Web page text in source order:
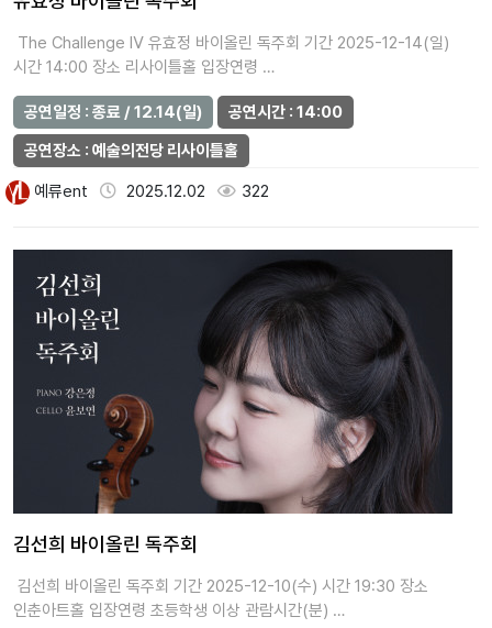
The Challenge Ⅳ 유효정 바이올린 독주회 기간 2025-12-14(일)
시간 14:00 장소 리사이틀홀 입장연령 …
공연일정 : 종료 / 12.14(일)
공연시간 : 14:00
공연장소 : 예술의전당 리사이틀홀
예류ent 2025.12.02 322
김선희 바이올린 독주회
김선희 바이올린 독주회 기간 2025-12-10(수) 시간 19:30 장소
인춘아트홀 입장연령 초등학생 이상 관람시간(분) …